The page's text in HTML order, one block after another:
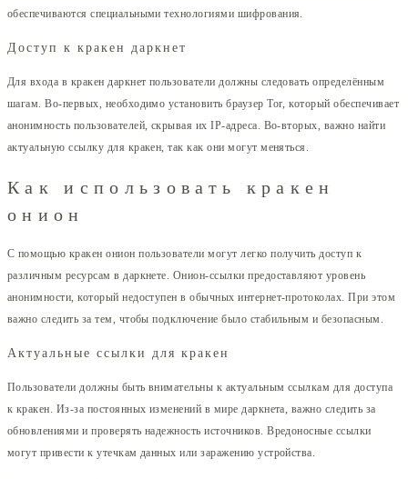
обеспечиваются специальными технологиями шифрования.
Доступ к кракен даркнет
Для входа в кракен даркнет пользователи должны следовать определённым
шагам. Во-первых, необходимо установить браузер Tor, который обеспечивает
анонимность пользователей, скрывая их IP-адреса. Во-вторых, важно найти
актуальную ссылку для кракен, так как они могут меняться.
Как использовать кракен
онион
С помощью кракен онион пользователи могут легко получить доступ к
различным ресурсам в даркнете. Онион-ссылки предоставляют уровень
анонимности, который недоступен в обычных интернет-протоколах. При этом
важно следить за тем, чтобы подключение было стабильным и безопасным.
Актуальные ссылки для кракен
Пользователи должны быть внимательны к актуальным ссылкам для доступа
к кракен. Из-за постоянных изменений в мире даркнета, важно следить за
обновлениями и проверять надежность источников. Вредоносные ссылки
могут привести к утечкам данных или заражению устройства.